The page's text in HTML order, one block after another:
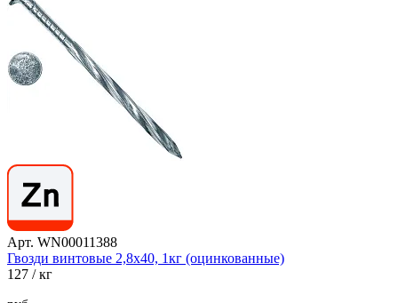
Арт. WN00011388
Гвозди винтовые 2,8х40, 1кг (оцинкованные)
127 / кг